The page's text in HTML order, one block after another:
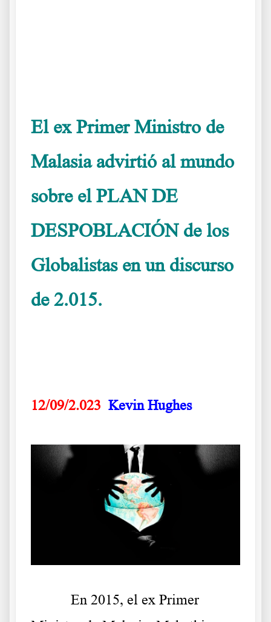
El ex Primer Ministro de
Malasia advirtió al mundo
sobre el PLAN DE
DESPOBLACIÓN de los
Globalistas en un discurso
de 2.015.
12/09/2.023 Kevin Hughes
En 2015, el ex Primer